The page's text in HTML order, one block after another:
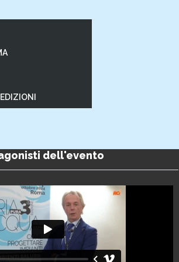
dell'evento